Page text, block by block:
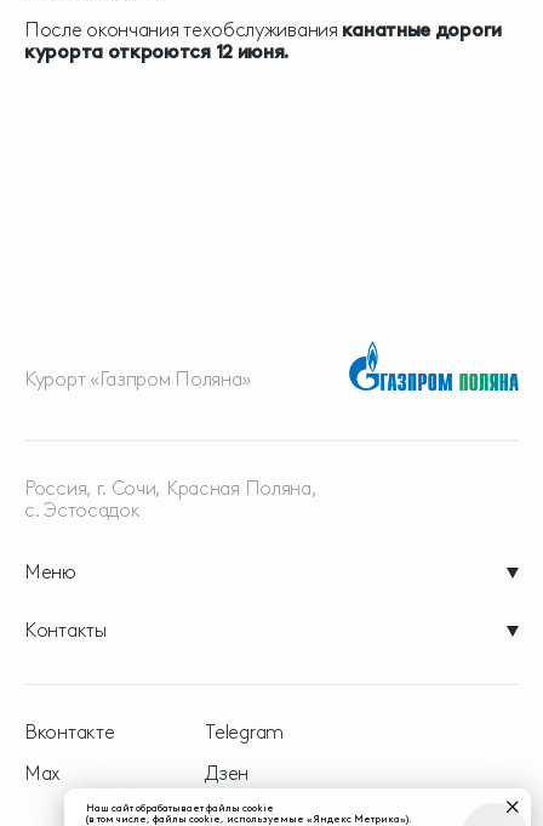
После окончания техобслуживания канатные дороги
курорта откроются 12 июня.
Курорт «Газпром Поляна»
Меню
Россия, г. Сочи, Красная Поляна,
с. Эстосадок
Контакты
Вконтакте
Telegram
Max
Дзен
Наш сайт обрабатывает файлы cookie
(в том числе, файлы cookie, используемые «Яндекс Метрика»).